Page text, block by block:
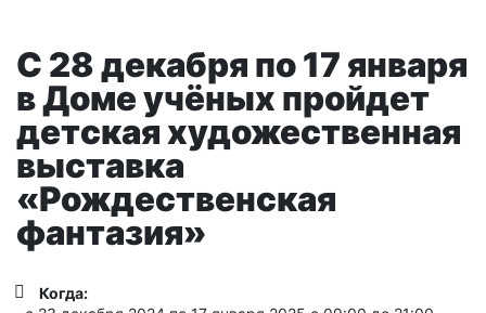
С 28 декабря по 17 января
в Доме учёных пройдет
детская художественная
выставка
«Рождественская
фантазия»
Когда: